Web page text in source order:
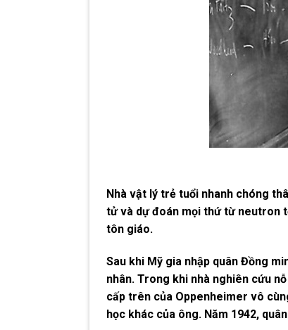
Nhà vật lý trẻ tuổi nhanh chóng
tử và dự đoán mọi thứ từ neutron
tôn giáo.
Sau khi Mỹ gia nhập quân Đồng
nhân. Trong khi nhà nghiên cứu
cấp trên của Oppenheimer vô
học khác của ông. Năm 1942,